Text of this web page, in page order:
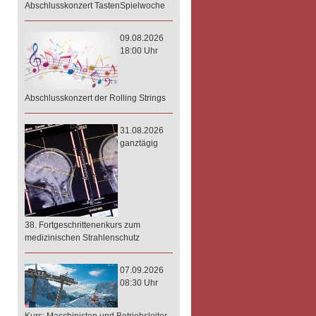
Abschlusskonzert TastenSpielwoche
09.08.2026
18:00 Uhr
Abschlusskonzert der Rolling Strings
31.08.2026
ganztägig
38. Fortgeschrittenenkurs zum
medizinischen Strahlenschutz
07.09.2026
08:30 Uhr